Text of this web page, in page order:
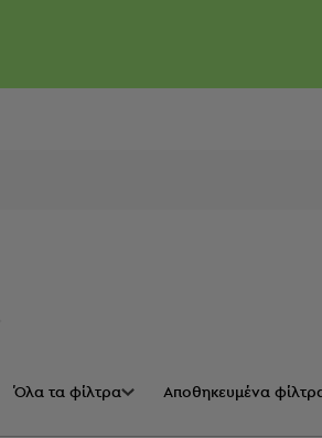
Προστέθηκε Προσφορές Τιμή
Όλα τα φίλτρα Aποθηκευμένα